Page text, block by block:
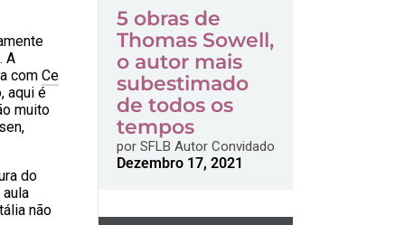
A
comCe
aqui é
muito
do
não
5 obras de
Thomas Sowell,
o autor mais
subestimado
de todos os
tempos
porSFLB Autor Convidado
Dezembro 17, 2021